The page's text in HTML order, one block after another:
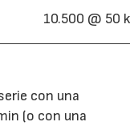
10.500 @ 50
con una
(o con una